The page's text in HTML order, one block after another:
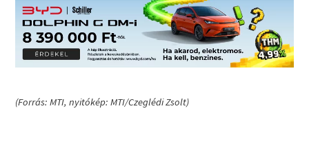
(Forrás: MTI, nyitókép: MTI/Czeglédi Zsolt)